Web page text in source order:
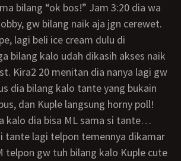
bilang “ok bos!” Jam 3:20 dia wa
gw bilang naik aja jgn cerewet.
bilang kalo udah dikasih akses naik
Kira2 20 menitan dia nanya lagi gw
dia bilang kalo tante yang bukain
dan Kuple langsung horny poll!
kalo dia bisa ML sama si tante…
telpon gw tuh bilang kalo Kuple cute